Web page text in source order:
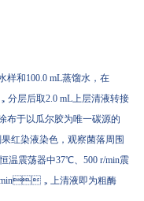
和100.0 mL蒸馏水，在
分层后取2.0 mL上层清液转接
布于以瓜尔胶为唯一碳源的
染液染色，观察菌落周围
震荡器中37℃、500 r/min震
min，上清液即为粗酶